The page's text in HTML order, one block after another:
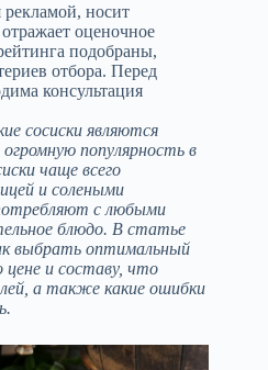
рекламой, носит
оценочное
подобраны,
отбора. Перед
консультация
сосиски являются
популярность в
чаще всего
и солеными
с любыми
блюдо. В статье
выбрать оптимальный
цене и составу, что
а также какие ошибки